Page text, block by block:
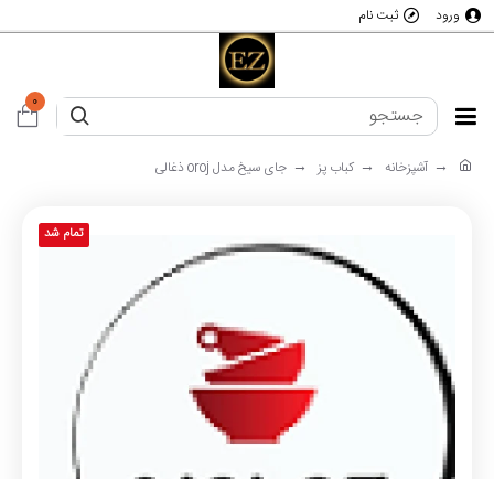
ورود ثبت نام
0
آشپزخانه کباب پز جای سیخ مدل oroj ذغالی
تمام شد